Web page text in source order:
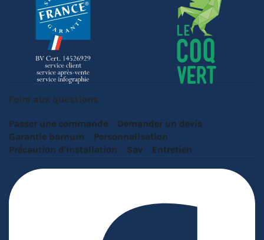
Foire aux questions
Passer une commande
Demander un devis
Garantie barnum
Personnalisation
Précaution d'installation
Sav Entretien